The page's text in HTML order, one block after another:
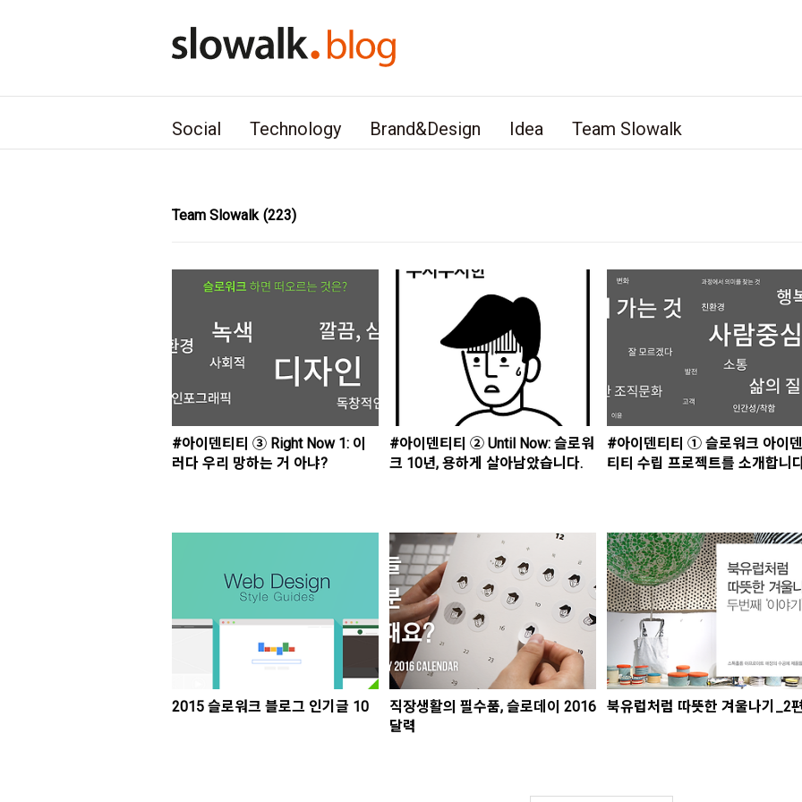
Social Technology Brand&Design Idea Team Slowalk
Team Slowalk (223)
#아이덴티티 ③ Right Now 1: 이
러다 우리 망하는 거 아냐?
#아이덴티티 ② Until Now: 슬로워
크 10년, 용하게 살아남았습니다.
#아이덴티티 ① 슬로워크 아이덴
티티 수립 프로젝트를 소개합니
2015 슬로워크 블로그 인기글 10
직장생활의 필수품, 슬로데이 2016
달력
북유럽처럼 따뜻한 겨울나기_2